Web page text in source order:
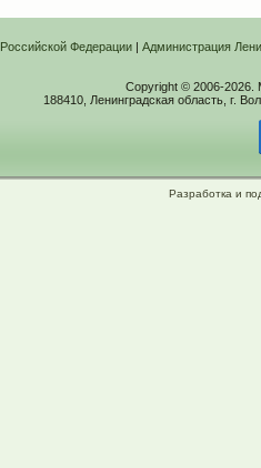
Федерации| Администрация
Copyright © 2006-2026.
188410, Ленинградская область, г.
Разработка и